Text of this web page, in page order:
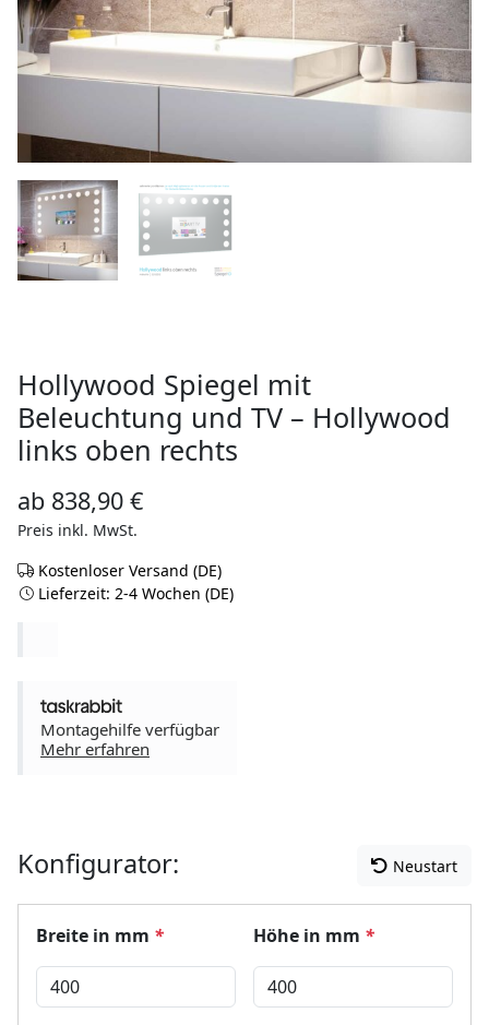
Hollywood Spiegel mit
Beleuchtung und TV – Hollywood
links oben rechts
ab 838,90 €
Preis inkl. MwSt.
Kostenloser Versand (DE)
Lieferzeit: 2-4 Wochen (DE)
Montagehilfe verfügbar
Mehr erfahren
Konfigurator: Neustart
Breite in mm * Höhe in mm *